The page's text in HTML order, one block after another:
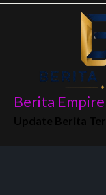
Skip
Berita Empire